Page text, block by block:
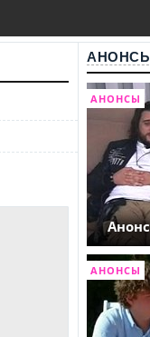
АНОНСЫ
АНОНСЫ